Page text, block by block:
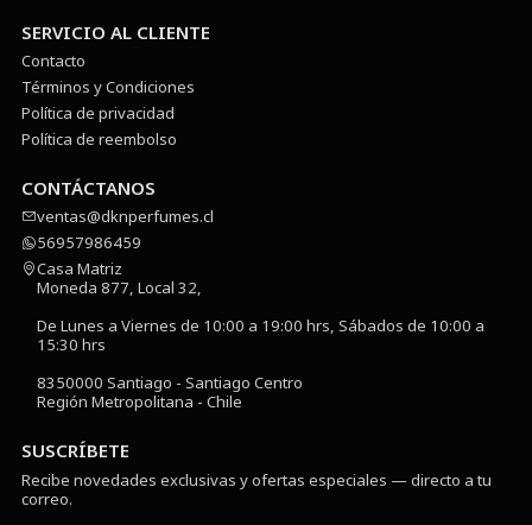
SERVICIO AL CLIENTE
Contacto
Términos y Condiciones
Política de privacidad
Política de reembolso
CONTÁCTANOS
ventas@dknperfumes.cl
56957986459
Casa Matriz
Moneda 877, Local 32,
De Lunes a Viernes de 10:00 a 19:00 hrs, Sábados de 10:00 a
15:30 hrs
8350000 Santiago - Santiago Centro
Región Metropolitana - Chile
SUSCRÍBETE
Recibe novedades exclusivas y ofertas especiales — directo a tu
correo.